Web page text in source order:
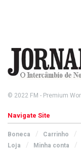
© 2022 FM - Premium
Navigate Site
Boneca Carrinho
Loja
Minha conta